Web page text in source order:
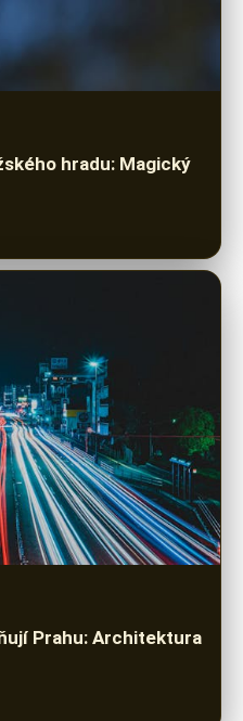
hradu: Magický
Prahu: Architektura